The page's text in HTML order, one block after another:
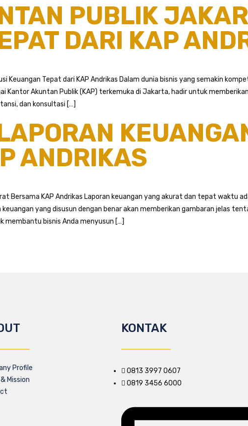
PUBLIK
DARI KAP
Keuangan Tepat dari KAP Andrikas Dalam dunia bisnis yang semakin
Kantor Akuntan Publik (KAP) terkemuka di Jakarta, hadir untuk
dan konsultasi […]
ANDRIKAS
Bersama KAP Andrikas Laporan keuangan yang akurat dan tepat waktu
yang disusun dengan benar akan memberikan gambaran jelas
membantu bisnis Anda menyusun […]
Profile
Mission
KONTAK
0813 3997 0607
0819 3456 6000